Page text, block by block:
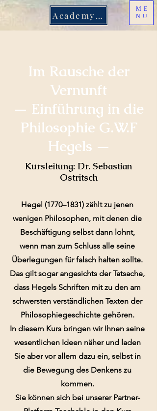
ME
NU
Academy Login
Im Rausche der
Vernunft
— Einführung in die
Philosophie G.W.F
Hegels —
Kursleitung: Dr. Sebastian
Ostritsch
Hegel (1770–1831) zählt zu jenen
wenigen Philosophen, mit denen die
Beschäftigung selbst dann lohnt,
wenn man zum Schluss alle seine
Überlegungen für falsch halten sollte.
Das gilt sogar angesichts der Tatsache,
dass Hegels Schriften mit zu den am
schwersten verständlichen Texten der
Philosophiegeschichte gehören.
In diesem Kurs bringen wir Ihnen seine
wesentlichen Ideen näher und laden
Sie aber vor allem dazu ein, selbst in
die Bewegung des Denkens zu
kommen.
Sie können sich bei unserer Partner-